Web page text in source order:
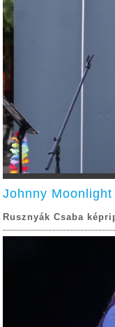
Johnny
Rusznyák Csaba